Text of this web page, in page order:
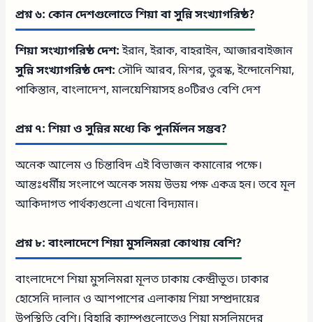
প্রশ্ন ৬: কোন দেশগুলোতে শিয়া বা সুন্নি সংখ্যাগরিষ্ঠ?
শিয়া সংখ্যাগরিষ্ঠ দেশ:ইরান, ইরাক, বাহরাইন, আজারবাইজান
সুন্নি সংখ্যাগরিষ্ঠ দেশ: সৌদি আরব, মিশর, তুরস্ক, ইন্দোনেশিয়া,
পাকিস্তান, বাংলাদেশ, মালয়েশিয়াসহ ৪০টিরও বেশি দেশ
প্রশ্ন ৭: শিয়া ও সুন্নির মধ্যে কি পুনর্মিলন সম্ভব?
অনেক আলেম ও চিন্তাবিদ এই বিভাজন কমানোর পক্ষে।
আন্তঃধর্মীয় সংলাপে অনেক সময় উভয় পক্ষ একত্র হন। তবে মূল
আকিদাগত পার্থক্যগুলো এখনো বিদ্যমান।
প্রশ্ন ৮: বাংলাদেশে শিয়া মুসলিমরা কোথায় বেশি?
বাংলাদেশে শিয়া মুসলিমরা মূলত ঢাকায় কেন্দ্রীভূত। ঢাকার
হোসেনি দালান ও আশপাশের এলাকায় শিয়া সম্প্রদায়ের